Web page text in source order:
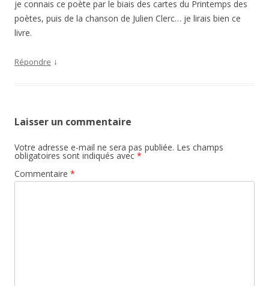
je connais ce poète par le biais des cartes du Printemps des
poètes, puis de la chanson de Julien Clerc… je lirais bien ce
livre.
Répondre ↓
Laisser un commentaire
Votre adresse e-mail ne sera pas publiée. Les champs
obligatoires sont indiqués avec *
Commentaire *